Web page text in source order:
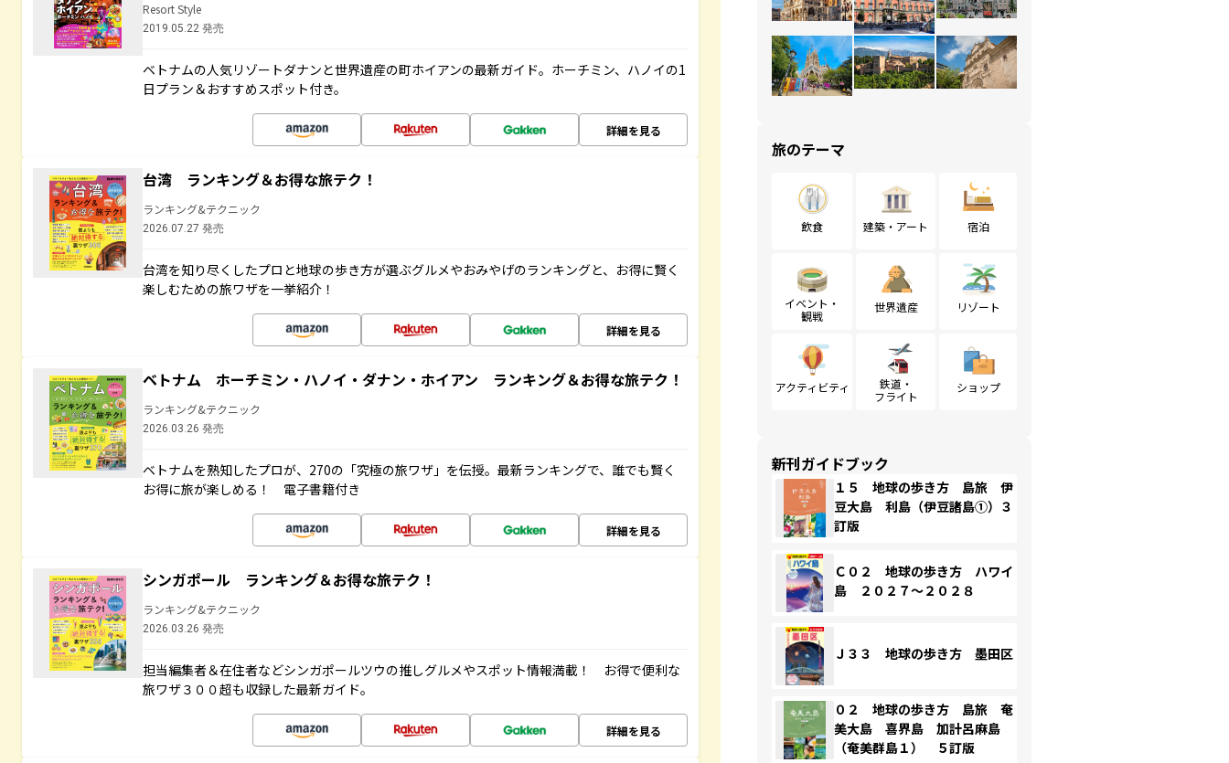
Resort Style
2019.05.22 発売
ベトナムの人気リゾートダナンと世界遺産の町ホイアンの最新ガイド。ホーチミン、ハノイの1
日プラン＆おすすめスポット付き。
詳細を見る
台湾 ランキング＆お得な旅テク！
ランキング&テクニック
2026.07.27 発売
台湾を知り尽くしたプロと地球の歩き方が選ぶグルメやおみやげのランキングと、お得に賢く
楽しむための旅ワザを一挙紹介！
詳細を見る
ベトナム ホーチミン・ハノイ・ダナン・ホイアン ランキング＆お得な旅テク！
ランキング&テクニック
2026.03.26 発売
ベトナムを熟知したプロが、270の「究極の旅ワザ」を伝授。最新ランキングで、誰でも賢く
お得に旅が楽しめる！ 電子書籍付き
詳細を見る
シンガポール ランキング＆お得な旅テク！
ランキング&テクニック
2026.03.26 発売
担当編集者＆在住者などシンガポールツウの推しグルメやスポット情報満載！ お得で便利な
旅ワザ３００超も収録した最新ガイド。
詳細を見る
旅のテーマ
飲食 建築・アート 宿泊
イベント・
観戦
世界遺産 リゾート
アクティビティ
鉄道・
フライト
ショップ
新刊ガイドブック
１５ 地球の歩き方 島旅 伊
豆大島 利島（伊豆諸島①）３
訂版
Ｃ０２ 地球の歩き方 ハワイ
島 ２０２７～２０２８
Ｊ３３ 地球の歩き方 墨田区
０２ 地球の歩き方 島旅 奄
美大島 喜界島 加計呂麻島
（奄美群島１） ５訂版